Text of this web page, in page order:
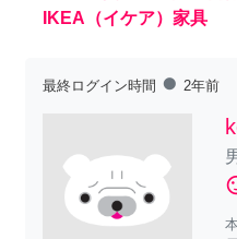
IKEA（イケア）家具
最終ログイン時間 fiber_manual_record 2年前